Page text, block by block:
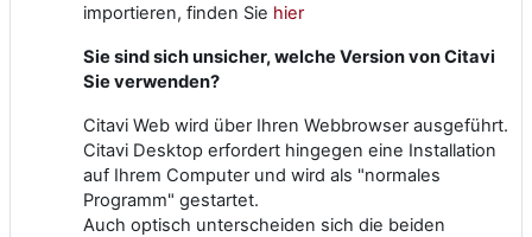
importieren, finden Sie hier
Sie sind sich unsicher, welche Version von Citavi
Sie verwenden?
Citavi Web wird über Ihren Webbrowser ausgeführt.
Citavi Desktop erfordert hingegen eine Installation
auf Ihrem Computer und wird als "normales
Programm" gestartet.
Auch optisch unterscheiden sich die beiden